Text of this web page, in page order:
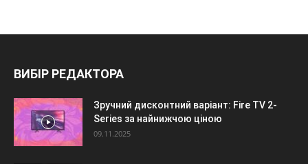
ВИБІР РЕДАКТОРА
Зручний дисконтний варіант: Fire TV 2-
Series за найнижчою ціною
09.11.2025